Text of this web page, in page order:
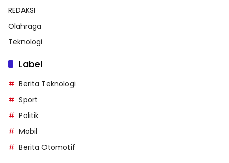
REDAKSI
Olahraga
Teknologi
Label
Berita Teknologi
Sport
Politik
Mobil
Berita Otomotif